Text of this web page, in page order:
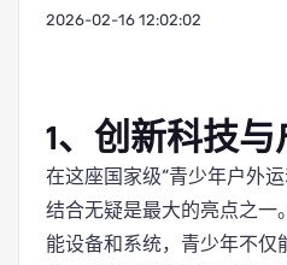
2026-02-16 12:02:02
1、创新科技
在这座国家级“青少年户外
结合无疑是最大的亮点之一
能设备和系统，青少年不